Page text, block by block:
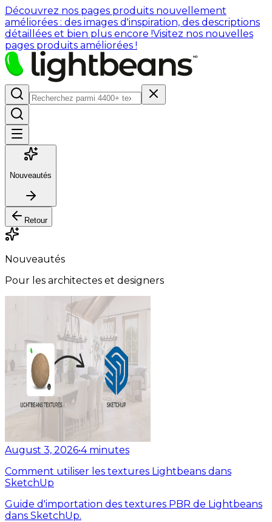
Découvrez nos pages produits nouvellement
améliorées : des images d'inspiration, des descriptions
détaillées et bien plus encore !Visitez nos nouvelles
pages produits améliorées !
Nouveautés
Retour
Nouveautés
Pour les architectes et designers
August 3, 2026•4 minutes
Comment utiliser les textures Lightbeans dans
SketchUp
Guide d'importation des textures PBR de Lightbeans
dans SketchUp.